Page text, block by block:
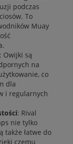
podczas
To
Muay
: Owijki są
na
co
dla
i regularnych
: Rival
nie tylko
także łatwe do
czemu